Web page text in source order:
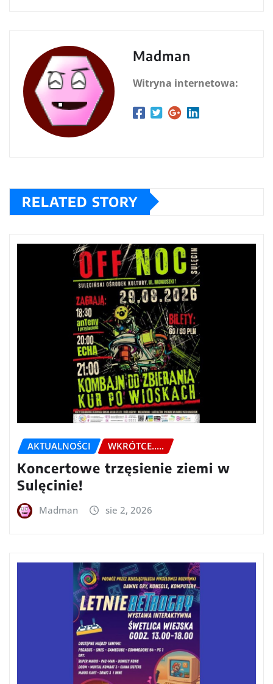
Madman
Witryna internetowa:
RELATED STORY
AKTUALNOŚCI WKRÓTCE.....
Koncertowe trzęsienie ziemi w
Sulęcinie!
Madman sie 2, 2026